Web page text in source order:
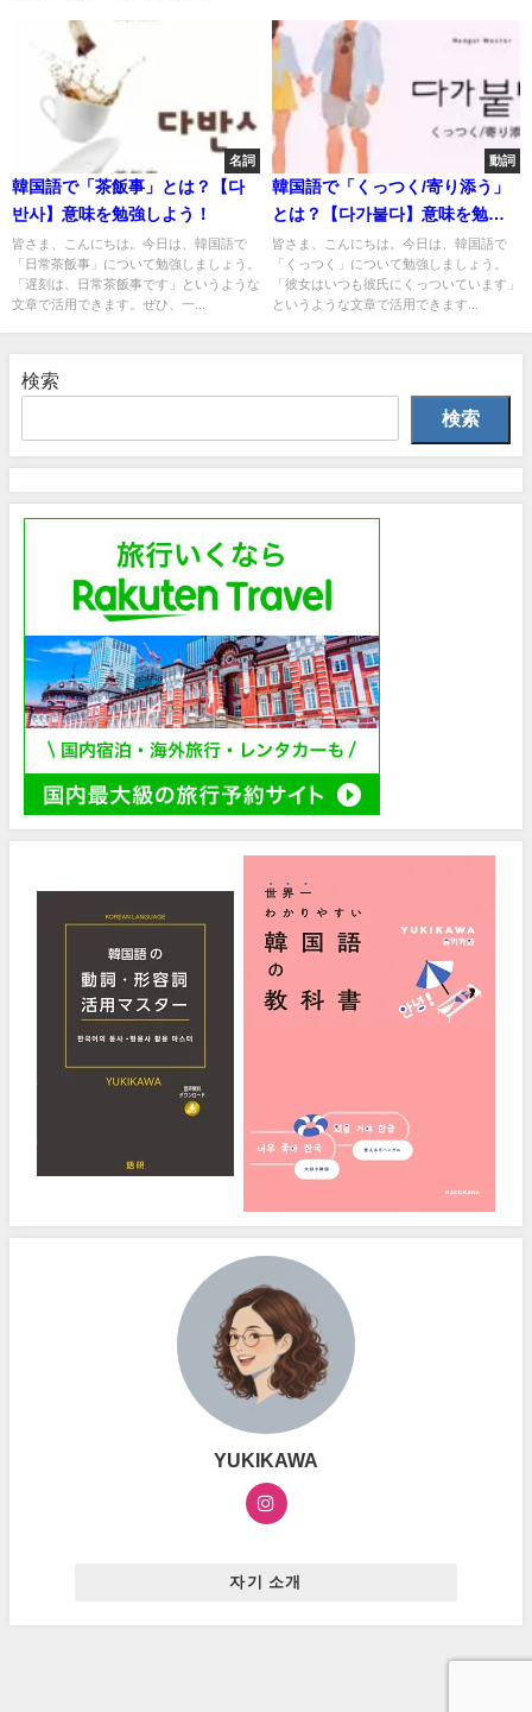
名詞
韓国語で「茶飯事」とは？【다
반사】意味を勉強しよう！
皆さま、こんにちは。今日は、韓国語で
「日常茶飯事」について勉強しましょう。
「遅刻は、日常茶飯事です」というような
文章で活用できます。ぜひ、一...
動詞
韓国語で「くっつく/寄り添う」
とは？【다가붙다】意味を勉強
しよう！
皆さま、こんにちは。今日は、韓国語で
「くっつく」について勉強しましょう。
「彼女はいつも彼氏にくっついています」
というような文章で活用できます...
検索
検索
YUKIKAWA
자기 소개